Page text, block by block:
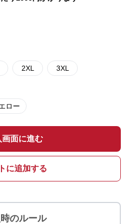
2XL 3XL
ロー
画面に進む
に追加する
のルール